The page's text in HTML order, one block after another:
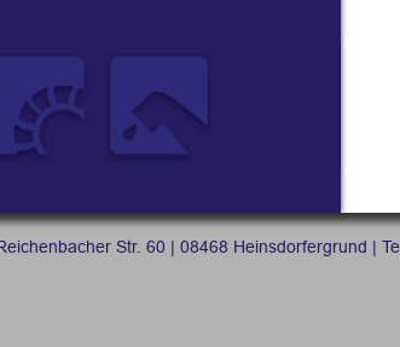
Str. 60 | 08468 Heinsdorfergrund |